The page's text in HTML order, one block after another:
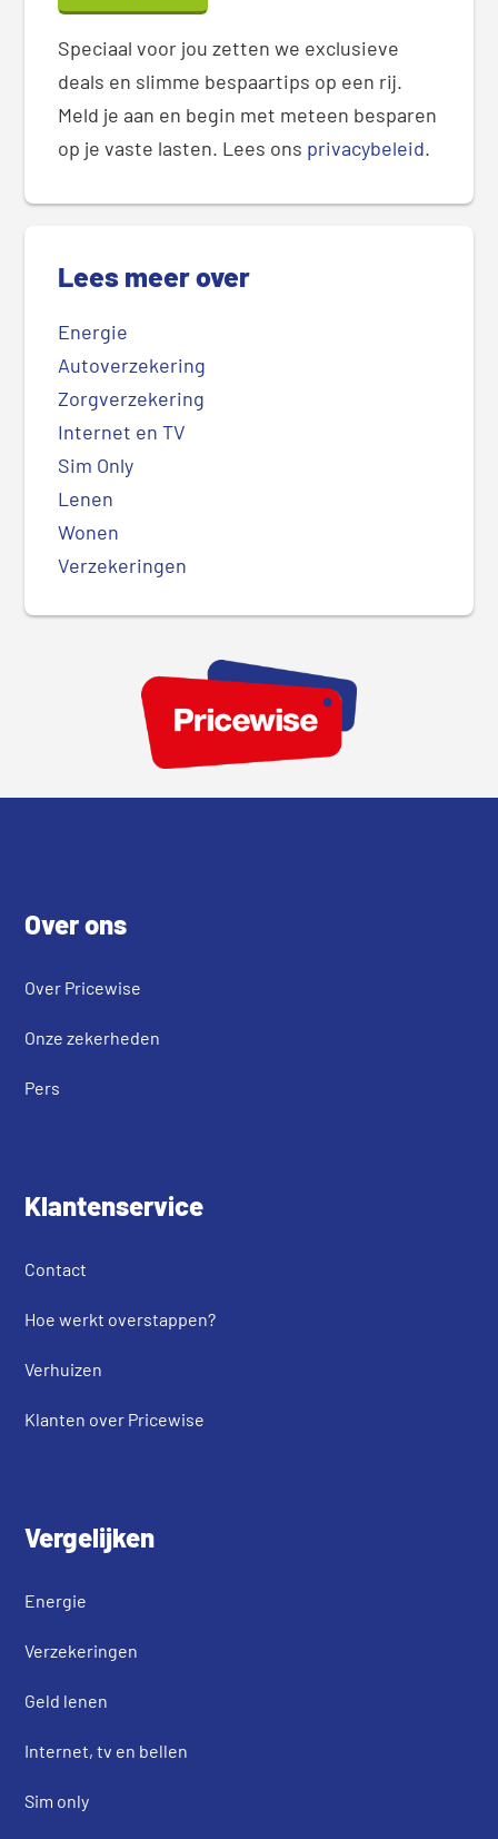
Speciaal voor jou zetten we exclusieve
deals en slimme bespaartips op een rij.
Meld je aan en begin met meteen besparen
op je vaste lasten. Lees ons privacybeleid.
Lees meer over
Energie
Autoverzekering
Zorgverzekering
Internet en TV
Sim Only
Lenen
Wonen
Verzekeringen
Over ons
Over Pricewise
Onze zekerheden
Pers
Klantenservice
Contact
Hoe werkt overstappen?
Verhuizen
Klanten over Pricewise
Vergelijken
Energie
Verzekeringen
Geld lenen
Internet, tv en bellen
Sim only